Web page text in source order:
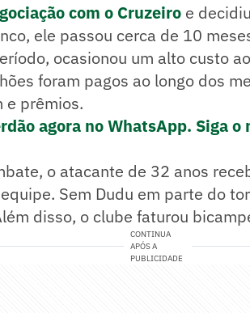
com o Cruzeiro e
ele passou cerca de 10
ocasionou um alto custo
foram pagos ao longo dos
e prêmios.
agora no WhatsApp. Siga o
o atacante de 32 anos
Sem Dudu em parte do
disso, o clube faturou
CONTINUA
APÓS A
PUBLICIDADE